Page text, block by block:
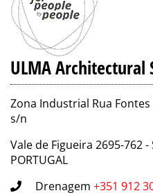
ULMA Architectural
Zona Industrial Rua Fontes
s/n
Vale de Figueira 2695-762
PORTUGAL
Drenagem +351 912